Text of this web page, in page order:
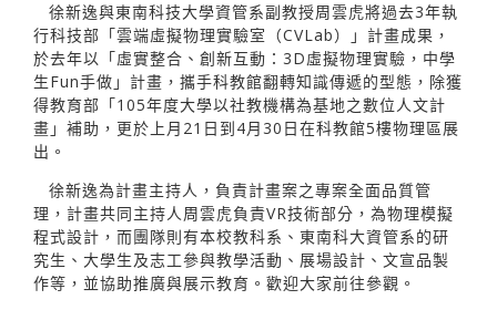
徐新逸與東南科技大學資管系副教授周雲虎將過去3年執
行科技部「雲端虛擬物理實驗室（CVLab）」計畫成果，
於去年以「虛實整合、創新互動：3D虛擬物理實驗，中學
生Fun手做」計畫，攜手科教館翻轉知識傳遞的型態，除獲
得教育部「105年度大學以社教機構為基地之數位人文計
畫」補助，更於上月21日到4月30日在科教館5樓物理區展
出。
徐新逸為計畫主持人，負責計畫案之專案全面品質管
理，計畫共同主持人周雲虎負責VR技術部分，為物理模擬
程式設計，而團隊則有本校教科系、東南科大資管系的研
究生、大學生及志工參與教學活動、展場設計、文宣品製
作等，並協助推廣與展示教育。歡迎大家前往參觀。